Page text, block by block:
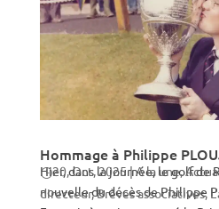
Hommage à Philippe
20, Oct, 2025|A la une,
directeur,Brèves associatives,
Hier, dans la journée, le golf de
nouvelle du décès de Philippe